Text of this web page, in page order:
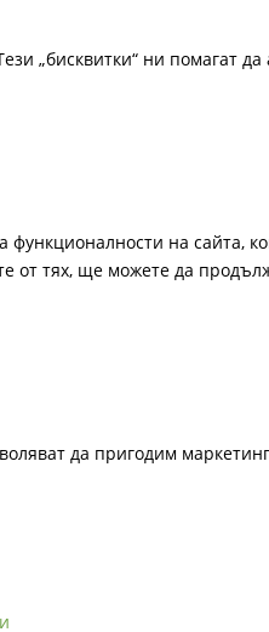
„бисквитки“ ни помагат
функционалности на сайта,
от тях, ще можете да
да пригодим